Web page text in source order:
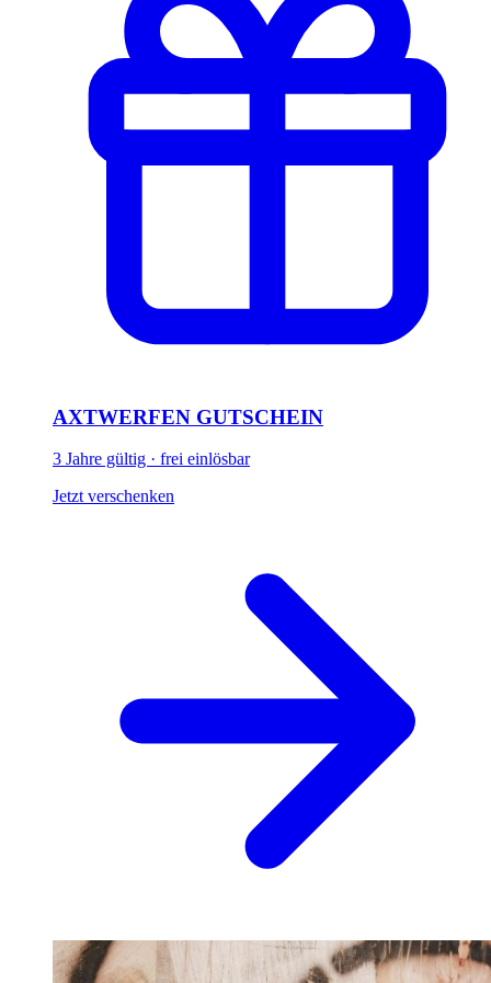
AXTWERFEN GUTSCHEIN
3 Jahre gültig · frei einlösbar
Jetzt verschenken